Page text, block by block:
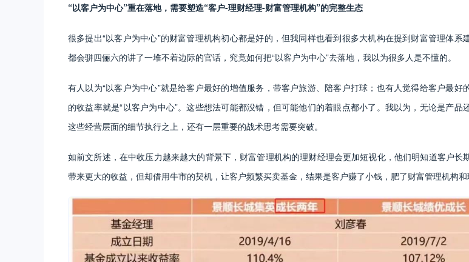
“以客户为中心”重在落地，需要塑造“客户-理财经理-财富管理机构”的完整生态
很多提出“以客户为中心”的财富管理机构初心都是好的，但我同样也看到很多大机构在提到财富管理体系
都会骈四俪六的讲了一堆不着边际的官话，究竟如何把“以客户为中心”去落地，我以为很多人是不懂的。
有人以为“以客户为中心”就是给客户最好的增值服务，带客户旅游、陪客户打球；也有人觉得给客户最好
的收益率就是“以客户为中心”。这些想法可能都没错，但可能他们的着眼点都小了。我以为，无论是产品
这些经营层面的细节执行之上，还有一层重要的战术思考需要突破。
如前文所述，在中收压力越来越大的背景下，财富管理机构的理财经理会更加短视化，他们明知道客户长
带来更大的收益，但却借用牛市的契机，让客户频繁买卖基金，结果是客户赚了小钱，肥了财富管理机构和